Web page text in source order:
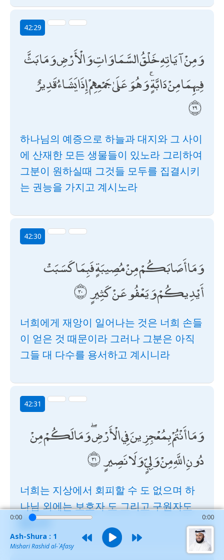
42:29
وَمِنْ آيَاتِهِ خَلْقُ السَّمَاوَاتِ وَالْأَرْضِ وَمَا بَثَّ
فِيهِمَا مِنْ دَابَّةٍ ۚ وَهُوَ عَلَىٰ جَمْعِهِمْ إِذَا يَشَاءُ قَدِيرٌ
하나님의 예증으로 하늘과 대지와 그 사이
에 산재한 모든 생물들이 있노라 그리하여
그분이 원하실때 그것들 모두를 집결시키
는 권능을 가지고 계시노라
42:30
وَمَا أَصَابَكُمْ مِنْ مُصِيبَةٍ فَبِمَا كَسَبَتْ
أَيْدِيكُمْ وَيَعْفُو عَنْ كَثِيرٍ
너희에게 재앙이 일어나는 것은 너희 손들
이 얻은 것 때문이라 그러나 그분은 아직
그들 대 다수를 용서하고 계시니라
42:31
وَمَا أَنْتُمْ بِمُعْجِزِينَ فِي الْأَرْضِ ۖ وَمَا لَكُمْ مِنْ
دُونِ اللَّهِ مِنْ وَلِيٍّ وَلَا نَصِيرٍ
너희는 지상에서 회피할 수 도 없으며 하
나님 외에는 보호자 도 그리고 구원자도
없노라
0:00 0:00
Ash-Shura : 1
Mishari Rashid al-`Afasy